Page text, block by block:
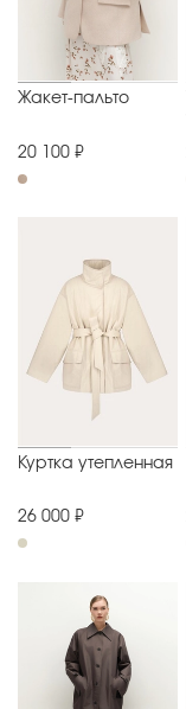
Жакет-пальто
20 100 ₽
Куртка утепленная
26 000 ₽